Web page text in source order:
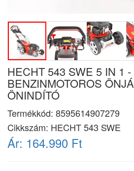
HECHT 543 SWE 5 IN 1 -
BENZINMOTOROS
ÖNINDÍTÓ
Termékkód: 8595614907279
Cikkszám: HECHT 543 SWE
Ár: 164.990 Ft